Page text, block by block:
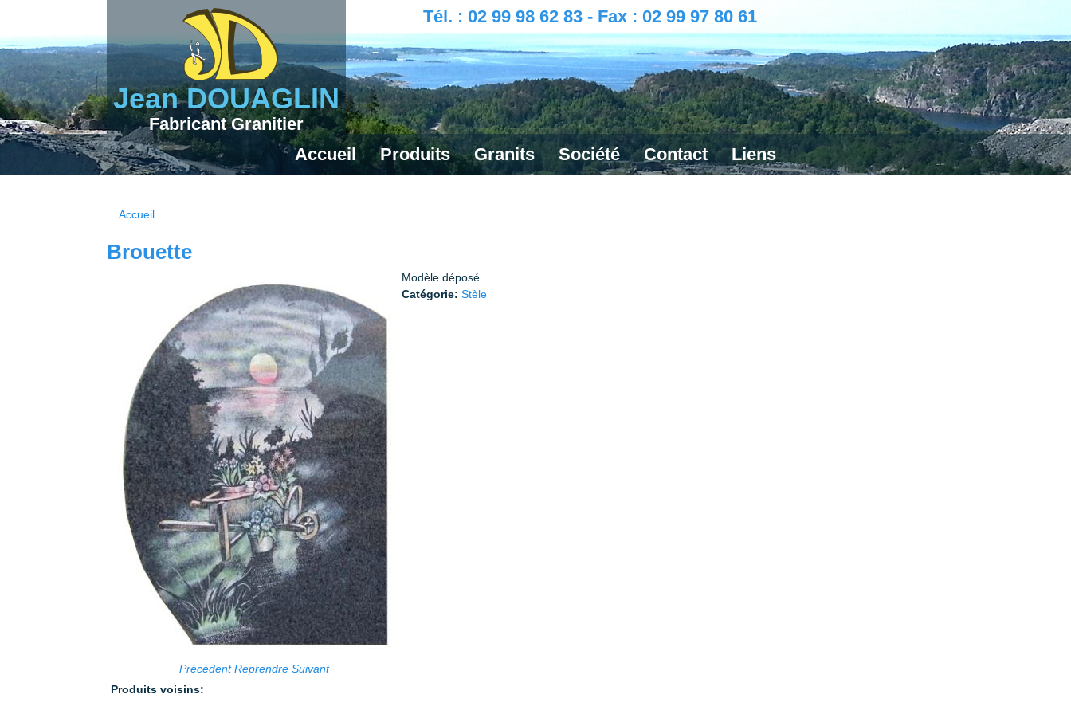
Jean DOUAGLIN
Fabricant Granitier
Tél. : 02 99 98 62 83 - Fax : 02 99 97 80 61
Accueil Produits Granits Société Contact Liens
Accueil
Brouette
Précédent Reprendre Suivant
Modèle déposé
Catégorie:Stèle
Produits voisins: